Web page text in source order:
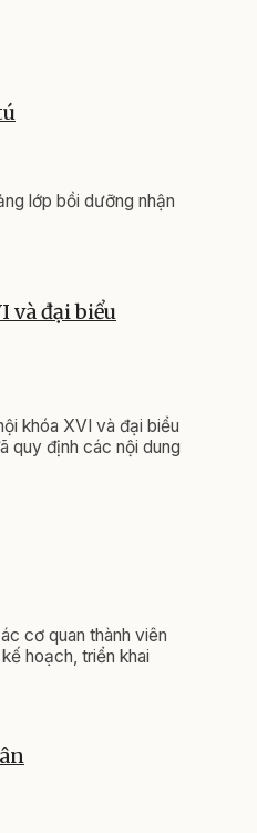
lớp bồi dưỡng nhận
và đại biểu
khóa XVI và đại biểu
quy định các nội dung
cơ quan thành viên
hoạch, triển khai